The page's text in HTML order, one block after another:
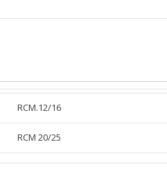
RCM.12/16
RCM 20/25